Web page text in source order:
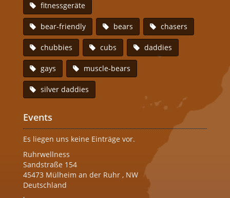
fitnessgeräte
bear-friendly bears chasers
chubbies cubs daddies
gays muscle-bears
silver daddies
Events
Es liegen uns keine Einträge vor.
Ruhrwellness
Sandstraße 154
45473 Mülheim an der Ruhr , NW
Deutschland
,